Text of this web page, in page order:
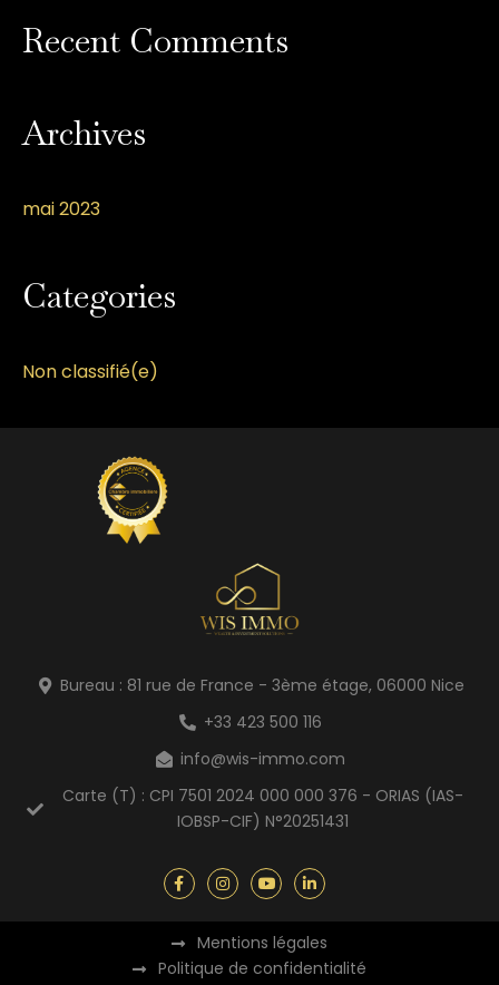
e
rRecent Comments
Archives
mai 2023
Categories
Non classifié(e)
Bureau : 81 rue de France - 3ème étage, 06000 Nice
+33 423 500 116
info@wis-immo.com
Carte (T) : CPI 7501 2024 000 000 376 - ORIAS (IAS-
IOBSP-CIF) N°20251431
Mentions légales
Politique de confidentialité